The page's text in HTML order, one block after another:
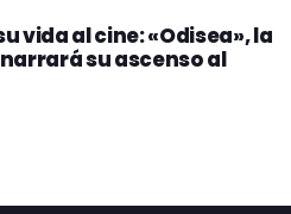
vida al cine: «Odisea», la
su ascenso al